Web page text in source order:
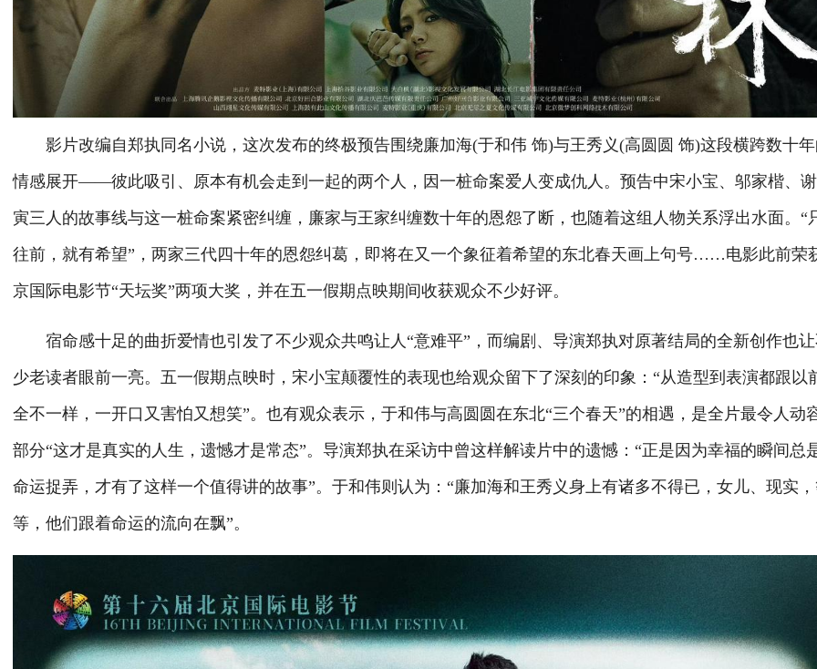
影片改编自郑执同名小说，这次发布的终极预告围绕廉加海(于和伟 饰)与王秀义(高圆圆 饰)这段横跨数十
情感展开——彼此吸引、原本有机会走到一起的两个人，因一桩命案爱人变成仇人。预告中宋小宝、邬家楷、
寅三人的故事线与这一桩命案紧密纠缠，廉家与王家纠缠数十年的恩怨了断，也随着这组人物关系浮出水面。“
往前，就有希望”，两家三代四十年的恩怨纠葛，即将在又一个象征着希望的东北春天画上句号……电影此前荣
京国际电影节“天坛奖”两项大奖，并在五一假期点映期间收获观众不少好评。
宿命感十足的曲折爱情也引发了不少观众共鸣让人“意难平”，而编剧、导演郑执对原著结局的全新创作也
少老读者眼前一亮。五一假期点映时，宋小宝颠覆性的表现也给观众留下了深刻的印象：“从造型到表演都跟以
全不一样，一开口又害怕又想笑”。也有观众表示，于和伟与高圆圆在东北“三个春天”的相遇，是全片最令人动
部分“这才是真实的人生，遗憾才是常态”。导演郑执在采访中曾这样解读片中的遗憾：“正是因为幸福的瞬间总
命运捉弄，才有了这样一个值得讲的故事”。于和伟则认为：“廉加海和王秀义身上有诸多不得已，女儿、现实
等，他们跟着命运的流向在飘”。